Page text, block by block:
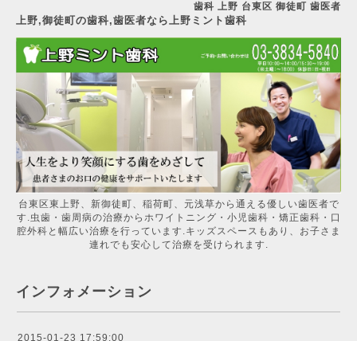
歯科 上野 台東区 御徒町 歯医者
上野,御徒町の歯科,歯医者なら上野ミント歯科
台東区東上野、新御徒町、稲荷町、元浅草から通える優しい歯医者で
す.虫歯・歯周病の治療からホワイトニング・小児歯科・矯正歯科・口
腔外科と幅広い治療を行っています.キッズスペースもあり、お子さま
連れでも安心して治療を受けられます.
インフォメーション
2015-01-23 17:59:00